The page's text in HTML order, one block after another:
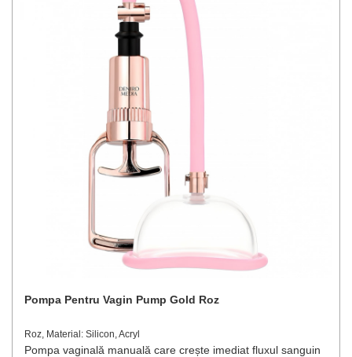
Pompa Pentru Vagin Pump Gold Roz
Roz, Material: Silicon, Acryl
Pompa vaginală manuală care crește imediat fluxul sanguin